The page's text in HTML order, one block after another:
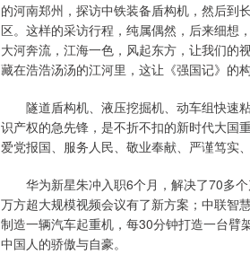
的河南郑州，探访中铁装备盾构机，然后到
区。这样的采访行程，纯属偶然，后来细想
大河奔流，江海一色，风起东方，让我们的
藏在浩浩汤汤的江河里，这让《强国记》的
隧道盾构机、液压挖掘机、动车组快速
识产权的急先锋，是不折不扣的新时代大国
爱党报国、服务人民、敬业奉献、严谨笃实
华为新星朱冲入职6个月，解决了70多个
万方超大规模视频会议有了新方案；中联智
制造一辆汽车起重机，每30分钟打造一台
中国人的骄傲与自豪。